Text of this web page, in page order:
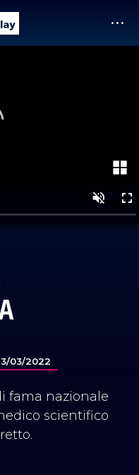
03/2022
fama nazionale
scientifico